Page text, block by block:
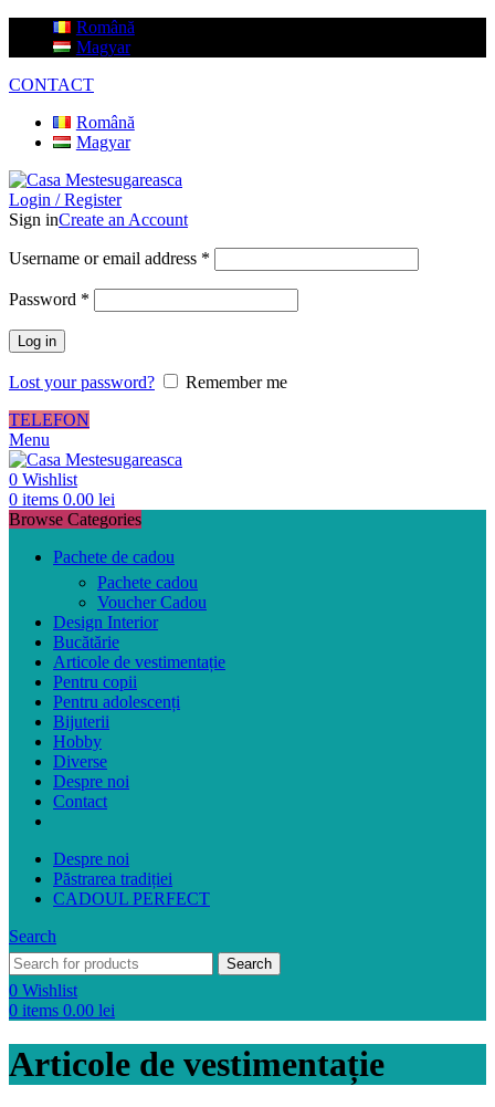
Română
Magyar
CONTACT
Română
Magyar
Login / Register
Sign inCreate an Account
Username or email address *
Password *
Log in
Lost your password?
Remember me
TELEFON
Menu
0 Wishlist
0 items 0.00 lei
Browse Categories
Pachete de cadou
Pachete cadou
Voucher Cadou
Design Interior
Bucătărie
Articole de vestimentație
Pentru copii
Pentru adolescenți
Bijuterii
Hobby
Diverse
Despre noi
Contact
Despre noi
Păstrarea tradiției
CADOUL PERFECT
Search
Search
0 Wishlist
0 items 0.00 lei
Articole de vestimentație